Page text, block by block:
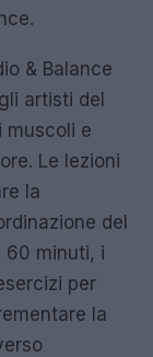
& Balance
artisti del
muscoli e
Le lezioni
la
del
60 minuti, i
per
la